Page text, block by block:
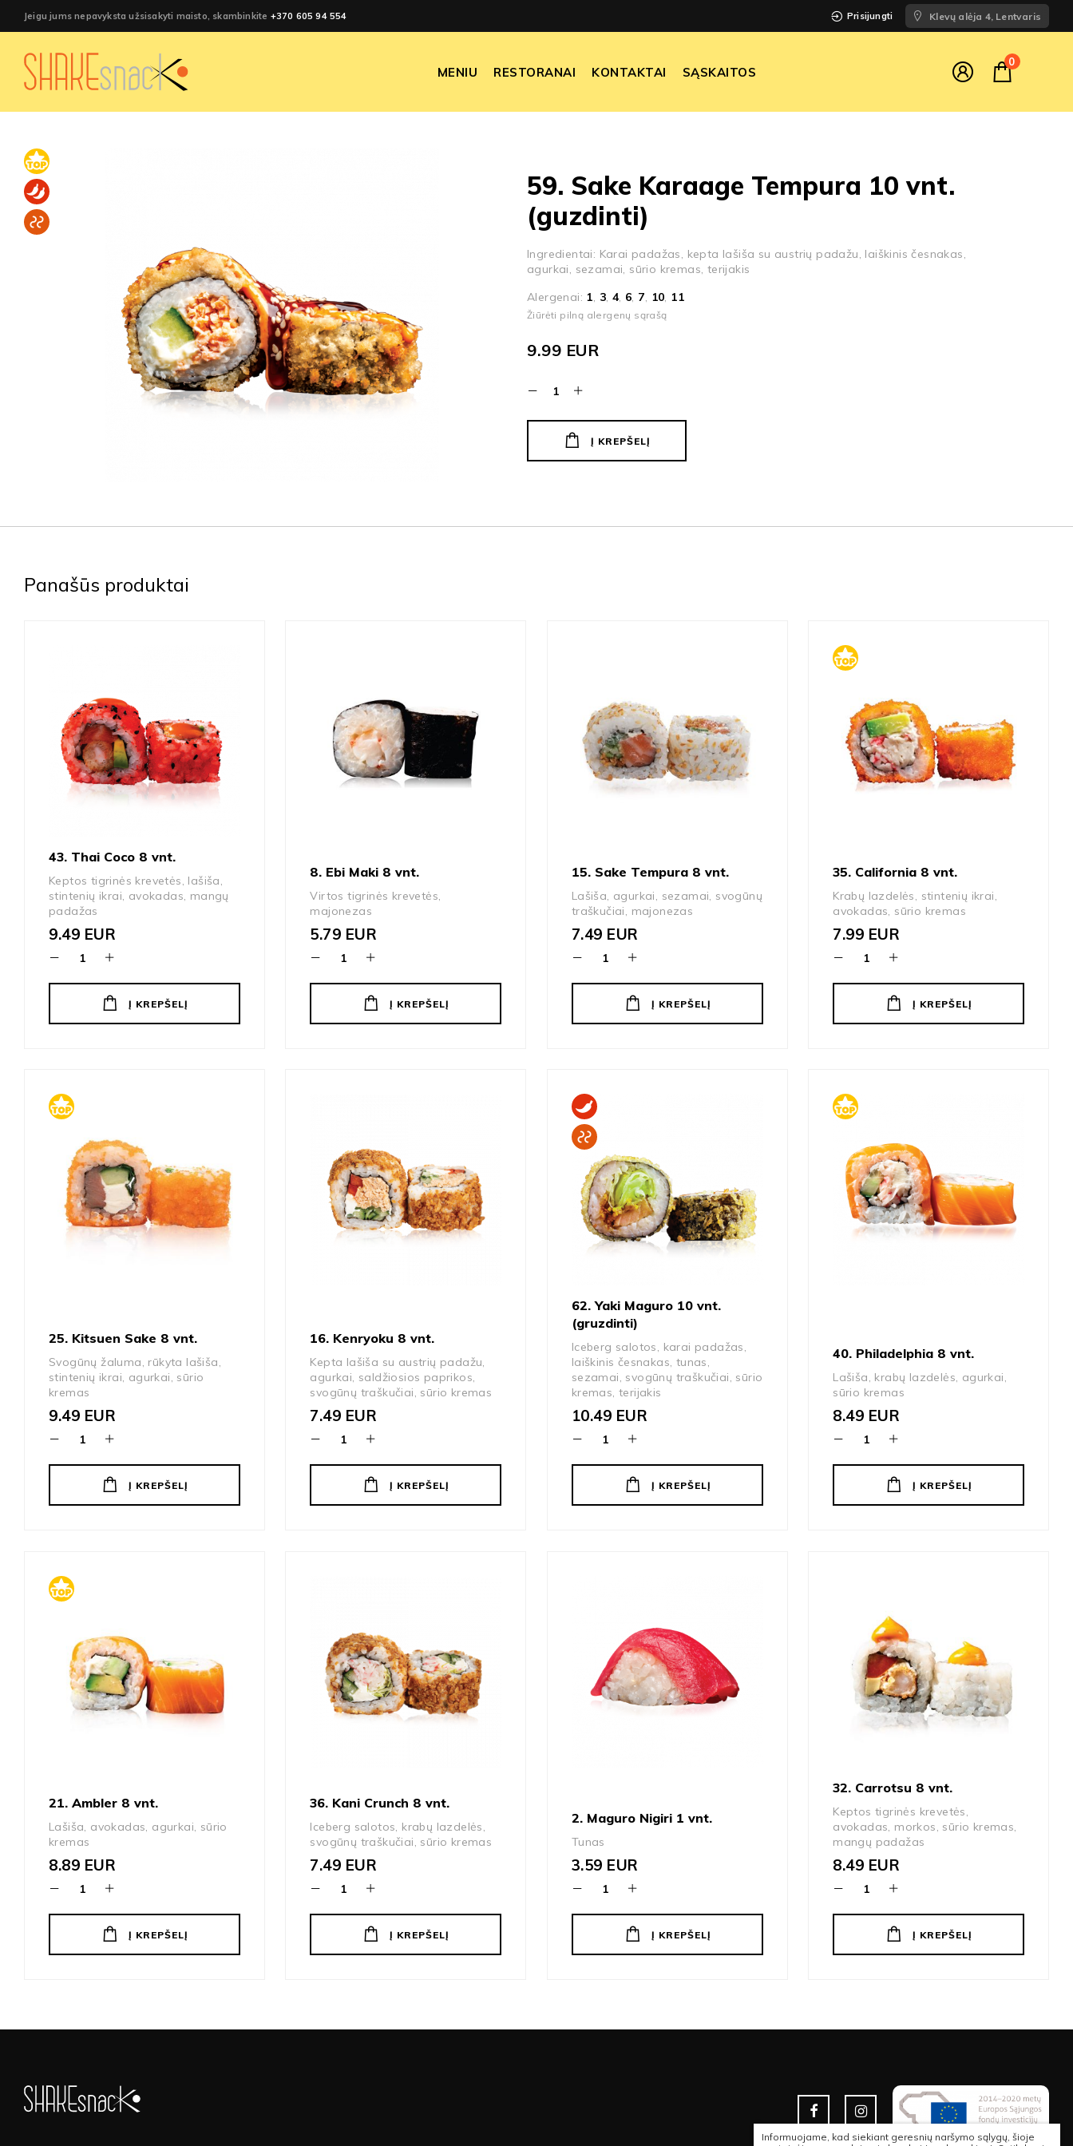
Informuojame, kad siekiant geresnių naršymo sąlygų, šioje
Jeigu jums nepavyksta užsisakyti maisto, skambinkite +370 605 94 554 Prisijungti Klevų alėja 4, Lentvaris
MENIU RESTORANAI KONTAKTAI SĄSKAITOS
0
59. Sake Karaage Tempura 10 vnt.
(guzdinti)
Ingredientai: Karai padažas, kepta lašiša su austrių padažu, laiškinis česnakas,
agurkai, sezamai, sūrio kremas, terijakis
Alergenai: 1 3 4, 6 7 10 11
Žiūrėti pilną alergenų sąrašą
9.99 EUR
Į KREPŠELĮ
Panašūs produktai
43. Thai Coco 8 vnt.
Keptos tigrinės krevetės, lašiša,
stintenių ikrai, avokadas, mangų
padažas
9.49 EUR
Į KREPŠELĮ
8. Ebi Maki 8 vnt.
Virtos tigrinės krevetės,
majonezas
5.79 EUR
Į KREPŠELĮ
15. Sake Tempura 8 vnt.
Lašiša, agurkai, sezamai, svogūnų
traškučiai, majonezas
7.49 EUR
Į KREPŠELĮ
35. California 8 vnt.
Krabų lazdelės, stintenių ikrai,
avokadas, sūrio kremas
7.99 EUR
Į KREPŠELĮ
25. Kitsuen Sake 8 vnt.
Svogūnų žaluma, rūkyta lašiša,
stintenių ikrai, agurkai, sūrio
kremas
9.49 EUR
Į KREPŠELĮ
16. Kenryoku 8 vnt.
Kepta lašiša su austrių padažu,
agurkai, saldžiosios paprikos,
svogūnų traškučiai, sūrio kremas
7.49 EUR
Į KREPŠELĮ
62. Yaki Maguro 10 vnt.
(gruzdinti)
Iceberg salotos, karai padažas,
laiškinis česnakas, tunas,
sezamai, svogūnų traškučiai, sūrio
kremas, terijakis
10.49 EUR
Į KREPŠELĮ
40. Philadelphia 8 vnt.
Lašiša, krabų lazdelės, agurkai,
sūrio kremas
8.49 EUR
Į KREPŠELĮ
21. Ambler 8 vnt.
Lašiša, avokadas, agurkai, sūrio
kremas
8.89 EUR
Į KREPŠELĮ
36. Kani Crunch 8 vnt.
Iceberg salotos, krabų lazdelės,
svogūnų traškučiai, sūrio kremas
7.49 EUR
Į KREPŠELĮ
2. Maguro Nigiri 1 vnt.
Tunas
3.59 EUR
Į KREPŠELĮ
32. Carrotsu 8 vnt.
Keptos tigrinės krevetės,
avokadas, morkos, sūrio kremas,
mangų padažas
8.49 EUR
Į KREPŠELĮ